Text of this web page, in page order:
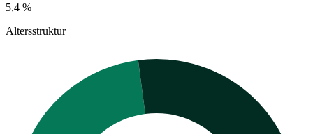
5,4 %
Altersstruktur